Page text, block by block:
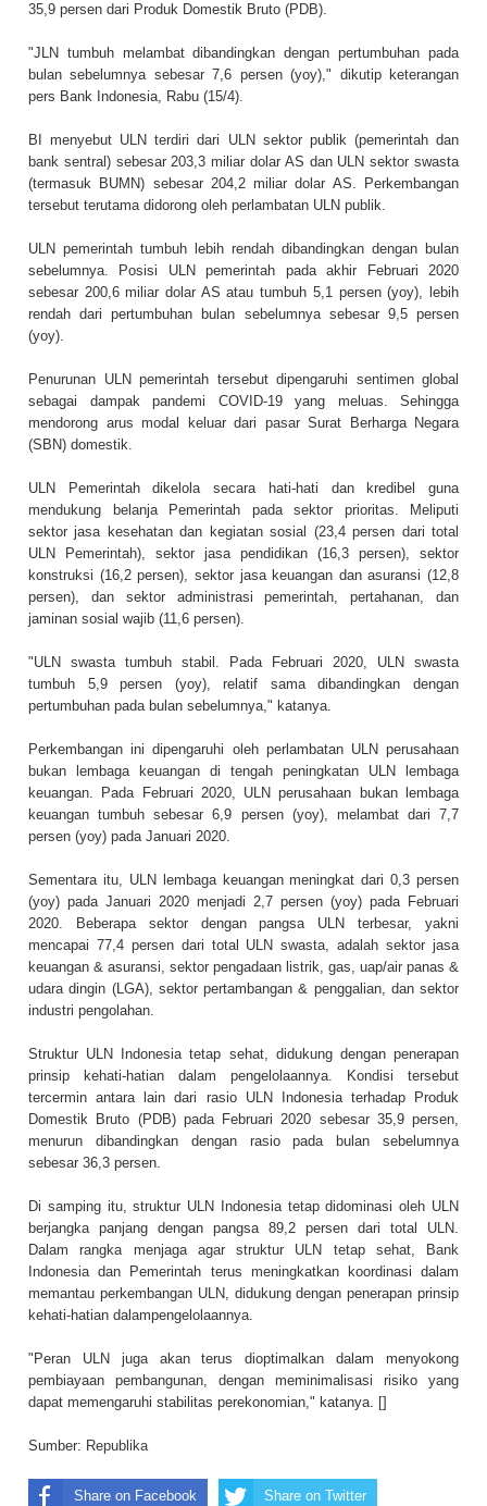
35,9 persen dari Produk Domestik Bruto (PDB).
"JLN tumbuh melambat dibandingkan dengan pertumbuhan pada
bulan sebelumnya sebesar 7,6 persen (yoy)," dikutip keterangan
pers Bank Indonesia, Rabu (15/4).
BI menyebut ULN terdiri dari ULN sektor publik (pemerintah dan
bank sentral) sebesar 203,3 miliar dolar AS dan ULN sektor swasta
(termasuk BUMN) sebesar 204,2 miliar dolar AS. Perkembangan
tersebut terutama didorong oleh perlambatan ULN publik.
ULN pemerintah tumbuh lebih rendah dibandingkan dengan bulan
sebelumnya. Posisi ULN pemerintah pada akhir Februari 2020
sebesar 200,6 miliar dolar AS atau tumbuh 5,1 persen (yoy), lebih
rendah dari pertumbuhan bulan sebelumnya sebesar 9,5 persen
(yoy).
Penurunan ULN pemerintah tersebut dipengaruhi sentimen global
sebagai dampak pandemi COVID-19 yang meluas. Sehingga
mendorong arus modal keluar dari pasar Surat Berharga Negara
(SBN) domestik.
ULN Pemerintah dikelola secara hati-hati dan kredibel guna
mendukung belanja Pemerintah pada sektor prioritas. Meliputi
sektor jasa kesehatan dan kegiatan sosial (23,4 persen dari total
ULN Pemerintah), sektor jasa pendidikan (16,3 persen), sektor
konstruksi (16,2 persen), sektor jasa keuangan dan asuransi (12,8
persen), dan sektor administrasi pemerintah, pertahanan, dan
jaminan sosial wajib (11,6 persen).
"ULN swasta tumbuh stabil. Pada Februari 2020, ULN swasta
tumbuh 5,9 persen (yoy), relatif sama dibandingkan dengan
pertumbuhan pada bulan sebelumnya," katanya.
Perkembangan ini dipengaruhi oleh perlambatan ULN perusahaan
bukan lembaga keuangan di tengah peningkatan ULN lembaga
keuangan. Pada Februari 2020, ULN perusahaan bukan lembaga
keuangan tumbuh sebesar 6,9 persen (yoy), melambat dari 7,7
persen (yoy) pada Januari 2020.
Sementara itu, ULN lembaga keuangan meningkat dari 0,3 persen
(yoy) pada Januari 2020 menjadi 2,7 persen (yoy) pada Februari
2020. Beberapa sektor dengan pangsa ULN terbesar, yakni
mencapai 77,4 persen dari total ULN swasta, adalah sektor jasa
keuangan & asuransi, sektor pengadaan listrik, gas, uap/air panas &
udara dingin (LGA), sektor pertambangan & penggalian, dan sektor
industri pengolahan.
Struktur ULN Indonesia tetap sehat, didukung dengan penerapan
prinsip kehati-hatian dalam pengelolaannya. Kondisi tersebut
tercermin antara lain dari rasio ULN Indonesia terhadap Produk
Domestik Bruto (PDB) pada Februari 2020 sebesar 35,9 persen,
menurun dibandingkan dengan rasio pada bulan sebelumnya
sebesar 36,3 persen.
Di samping itu, struktur ULN Indonesia tetap didominasi oleh ULN
berjangka panjang dengan pangsa 89,2 persen dari total ULN.
Dalam rangka menjaga agar struktur ULN tetap sehat, Bank
Indonesia dan Pemerintah terus meningkatkan koordinasi dalam
memantau perkembangan ULN, didukung dengan penerapan prinsip
kehati-hatian dalampengelolaannya.
"Peran ULN juga akan terus dioptimalkan dalam menyokong
pembiayaan pembangunan, dengan meminimalisasi risiko yang
dapat memengaruhi stabilitas perekonomian," katanya. []
Sumber: Republika
Share on Facebook Share on Twitter